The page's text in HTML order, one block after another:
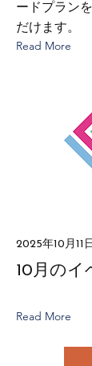
ードプラン
だけます。
Read More
2025年10月11日
10月のイ
Read More